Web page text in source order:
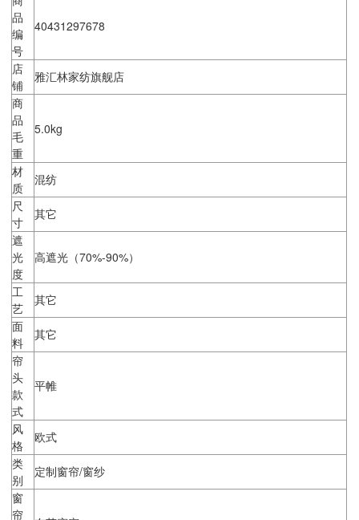
品
编
号
40431297678
店
铺
雅汇林家纺旗舰店
商
品
毛
重
5.0kg
材
质
混纺
尺
寸
其它
遮
光
度
高遮光（70%-90%）
工
艺
其它
面
料
其它
帘
头
款
式
平帷
风
格
欧式
类
别
定制窗帘/窗纱
窗
帘